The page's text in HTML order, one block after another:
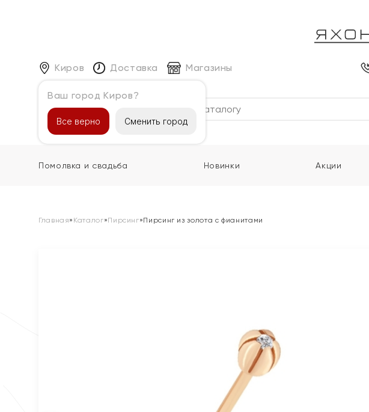
Киров
Ваш город Киров?
Все верно Сменить город
Доставка Магазины
Каталог
Помолвка и свадьба Новинки Акции
Главная» Каталог»Пирсинг»Пирсинг из золота с фианитами